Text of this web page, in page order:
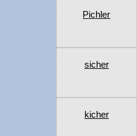
Pichler
sicher
kicher